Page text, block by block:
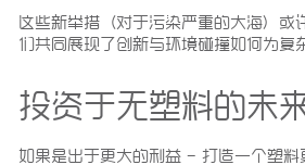
这些新举措（对于污染严重的大海）或
们共同展现了创新与环境碰撞如何为复
投资于无塑料的未
如果是出于更大的利益 – 打造一个塑料